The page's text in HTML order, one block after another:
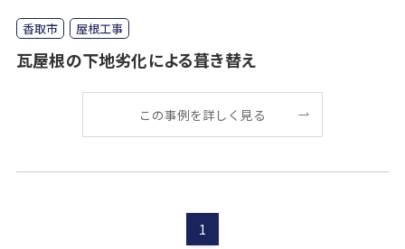
香取市 屋根工事
瓦屋根の下地劣化による葺き替え
この事例を詳しく見る
1